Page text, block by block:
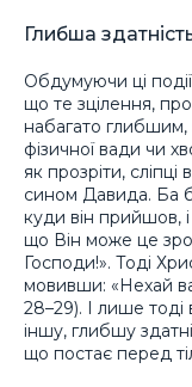
Глибша
Обдумуючи ці
що те зцілення,
набагато
фізичної вади чи
як прозріти,
сином Давида. Ба
куди він прийшов,
що Він може це
Господи!». Тоді
мовивши: «Нехай
28–29). І лише тоді
іншу, глибшу
що постає перед